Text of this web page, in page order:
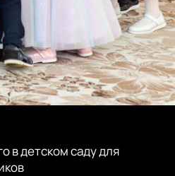
в детском саду для